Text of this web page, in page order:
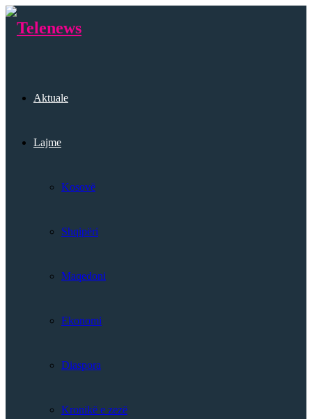
Aktuale
Lajme
Kosovë
Shqipëri
Maqedoni
Ekonomi
Diaspora
Kronikë e zezë